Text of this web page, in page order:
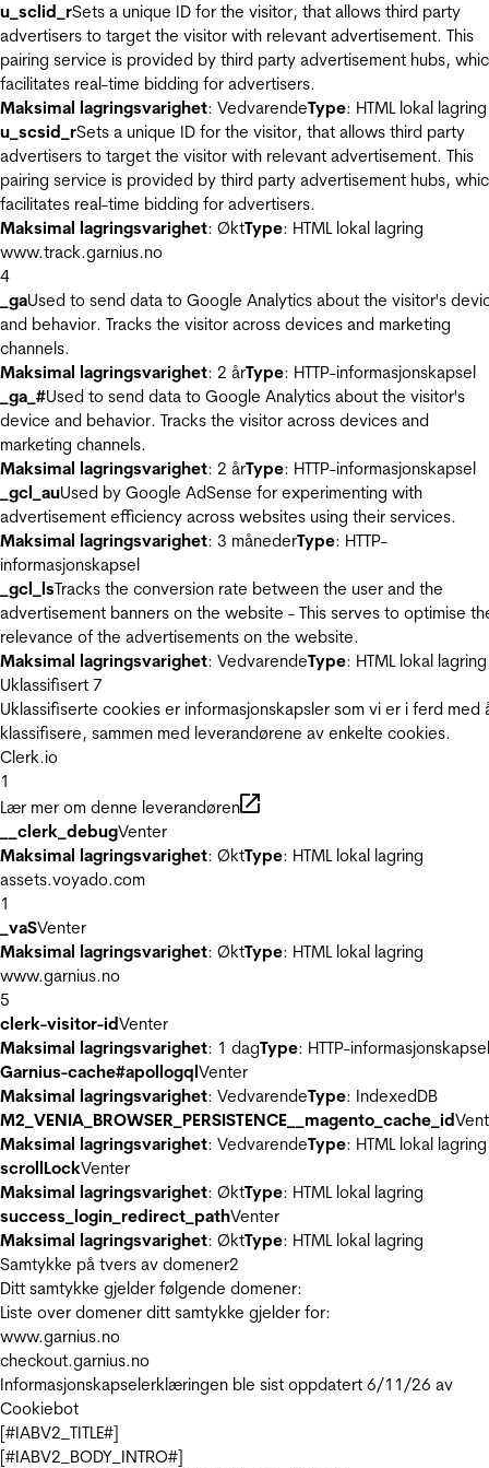
u_sclid_rSets a unique ID for the visitor, that allows third party
advertisers to target the visitor with relevant advertisement. This
pairing service is provided by third party advertisement hubs,
facilitates real-time bidding for advertisers.
Maksimal lagringsvarighet: VedvarendeType: HTML lokal lagring
u_scsid_rSets a unique ID for the visitor, that allows third party
advertisers to target the visitor with relevant advertisement. This
pairing service is provided by third party advertisement hubs,
facilitates real-time bidding for advertisers.
Maksimal lagringsvarighet: ØktType: HTML lokal lagring
www.track.garnius.no
4
_gaUsed to send data to Google Analytics about the visitor's
and behavior. Tracks the visitor across devices and marketing
channels.
Maksimal lagringsvarighet: 2 årType: HTTP-informasjonskapsel
_ga_#Used to send data to Google Analytics about the visitor's
device and behavior. Tracks the visitor across devices and
marketing channels.
Maksimal lagringsvarighet: 2 årType: HTTP-informasjonskapsel
_gcl_auUsed by Google AdSense for experimenting with
advertisement efficiency across websites using their services.
Maksimal lagringsvarighet: 3 månederType: HTTP-
informasjonskapsel
_gcl_lsTracks the conversion rate between the user and the
advertisement banners on the website - This serves to optimise
relevance of the advertisements on the website.
Maksimal lagringsvarighet: VedvarendeType: HTML lokal lagring
Uklassifisert 7
Uklassifiserte cookies er informasjonskapsler som vi er i ferd med
klassifisere, sammen med leverandørene av enkelte cookies.
Clerk.io
1
Lær mer om denne leverandøren
__clerk_debugVenter
Maksimal lagringsvarighet: ØktType: HTML lokal lagring
assets.voyado.com
1
_vaSVenter
Maksimal lagringsvarighet: ØktType: HTML lokal lagring
www.garnius.no
5
clerk-visitor-idVenter
Maksimal lagringsvarighet: 1 dagType: HTTP-informasjonskapsel
Garnius-cache#apollogqlVenter
Maksimal lagringsvarighet: VedvarendeType: IndexedDB
M2_VENIA_BROWSER_PERSISTENCE__magento_cache_id
Maksimal lagringsvarighet: VedvarendeType: HTML lokal lagring
scrollLockVenter
Maksimal lagringsvarighet: ØktType: HTML lokal lagring
success_login_redirect_pathVenter
Maksimal lagringsvarighet: ØktType: HTML lokal lagring
Samtykke på tvers av domener2
Ditt samtykke gjelder følgende domener:
Liste over domener ditt samtykke gjelder for:
www.garnius.no
checkout.garnius.no
Informasjonskapselerklæringen ble sist oppdatert 6/11/26 av
Cookiebot
[#IABV2_TITLE#]
[#IABV2_BODY_INTRO#]